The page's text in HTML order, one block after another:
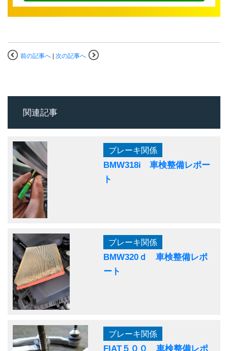
前の記事へ 次の記事へ
関連記事
ブレーキ関係
BMW318i 車検整備レポー
ト
ブレーキ関係
BMW320ｄ 車検整備レポ
ート
ブレーキ関係
FIAT５００ 車検整備レポ